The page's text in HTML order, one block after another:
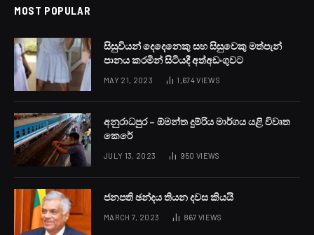
MOST POPULAR
සිසුවියන් දෙදෙනෙකු සහ සිසුවෙකු මත්පැන්
පානය කරමින් සිටියදී අත්අඩංගුවට
MAY 21, 2023 1,674VIEWS
අනුරාධපුර – ඕමන්ත දුම්රිය මාර්ගය යළි විවෘත
කෙරේ
JULY 13, 2023 950 VIEWS
ජනපති ඡන්දය තියන දවස කියයි
MARCH 7, 2023 867 VIEWS